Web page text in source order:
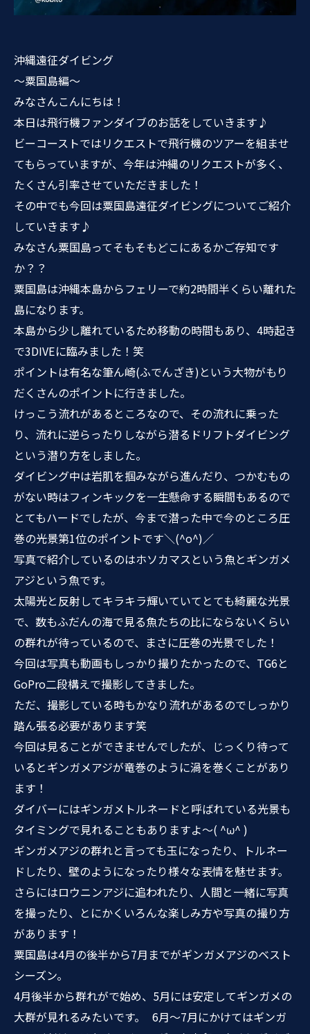
沖縄遠征ダイビング
〜粟国島編〜
みなさんこんにちは！
本日は飛行機ファンダイブのお話をしていきます♪
ビーコーストではリクエストで飛行機のツアーを組ませ
てもらっていますが、今年は沖縄のリクエストが多く、
たくさん引率させていただきました！
その中でも今回は粟国島遠征ダイビングについてご紹介
していきます♪
みなさん粟国島ってそもそもどこにあるかご存知です
か？？
粟国島は沖縄本島からフェリーで約2時間半くらい離れた
島になります。
本島から少し離れているため移動の時間もあり、4時起き
で3DIVEに臨みました！笑
ポイントは有名な筆ん崎(ふでんざき)という大物がもり
だくさんのポイントに行きました。
けっこう流れがあるところなので、その流れに乗った
り、流れに逆らったりしながら潜るドリフトダイビング
という潜り方をしました。
ダイビング中は岩肌を掴みながら進んだり、つかむもの
がない時はフィンキックを一生懸命する瞬間もあるので
とてもハードでしたが、今まで潜った中で今のところ圧
巻の光景第1位のポイントです＼(^o^)／
写真で紹介しているのはホソカマスという魚とギンガメ
アジという魚です。
太陽光と反射してキラキラ輝いていてとても綺麗な光景
で、数もふだんの海で見る魚たちの比にならないくらい
の群れが待っているので、まさに圧巻の光景でした！
今回は写真も動画もしっかり撮りたかったので、TG6と
GoPro二段構えで撮影してきました。
ただ、撮影している時もかなり流れがあるのでしっかり
踏ん張る必要があります笑
今回は見ることができませんでしたが、じっくり待って
いるとギンガメアジが竜巻のように渦を巻くことがあり
ます！
ダイバーにはギンガメトルネードと呼ばれている光景も
タイミングで見れることもありますよ〜( ^ω^ )
ギンガメアジの群れと言っても玉になったり、トルネー
ドしたり、壁のようになったり様々な表情を魅せます。
さらにはロウニンアジに追われたり、人間と一緒に写真
を撮ったり、とにかくいろんな楽しみ方や写真の撮り方
があります！
粟国島は4月の後半から7月までがギンガメアジのベスト
シーズン。
4月後半から群れがで始め、5月には安定してギンガメの
大群が見れるみたいです。 6月〜7月にかけてはギンガ